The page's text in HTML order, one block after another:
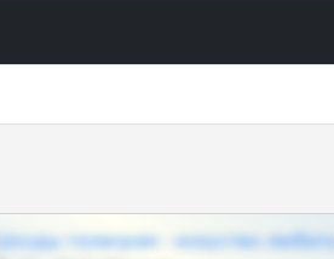
Шкоды телеграм - искуство любить